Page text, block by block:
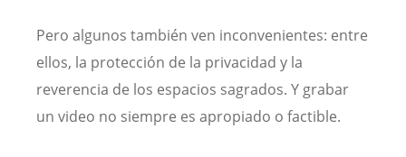
Pero algunos también ven inconvenientes: entre
ellos, la protección de la privacidad y la
reverencia de los espacios sagrados. Y grabar
un video no siempre es apropiado o factible.